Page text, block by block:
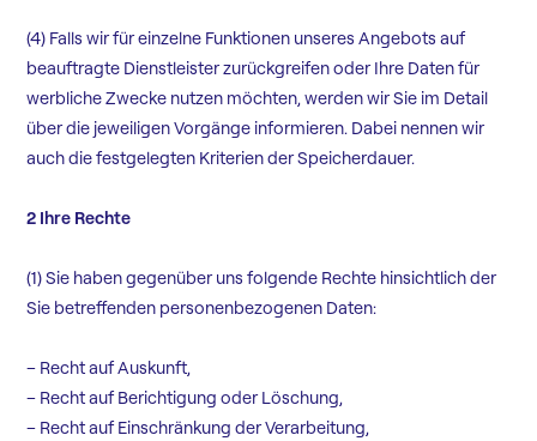
(4) Falls wir für einzelne Funktionen unseres Angebots auf
beauftragte Dienstleister zurückgreifen oder Ihre Daten für
werbliche Zwecke nutzen möchten, werden wir Sie im Detail
über die jeweiligen Vorgänge informieren. Dabei nennen wir
auch die festgelegten Kriterien der Speicherdauer.
2 Ihre Rechte
(1) Sie haben gegenüber uns folgende Rechte hinsichtlich der
Sie betreffenden personenbezogenen Daten:
– Recht auf Auskunft,
– Recht auf Berichtigung oder Löschung,
– Recht auf Einschränkung der Verarbeitung,